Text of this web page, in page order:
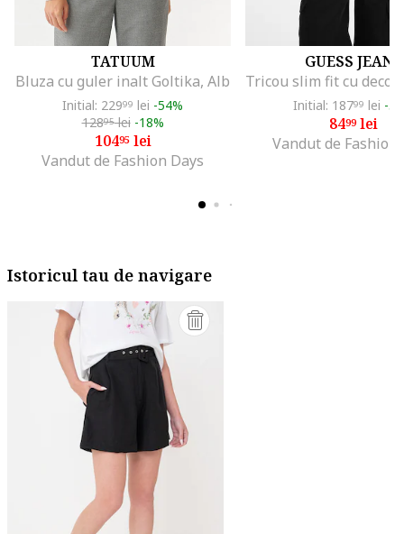
TATUUM
Bluza cu guler inalt Goltika, Alb
Initial: 22999 lei -54%
12895lei -18%
10495lei
Vandut de Fashion Days
GUESS JEANS
Initial: 18799 lei -
8499lei
Vandut de Fashion
Istoricul tau de navigare